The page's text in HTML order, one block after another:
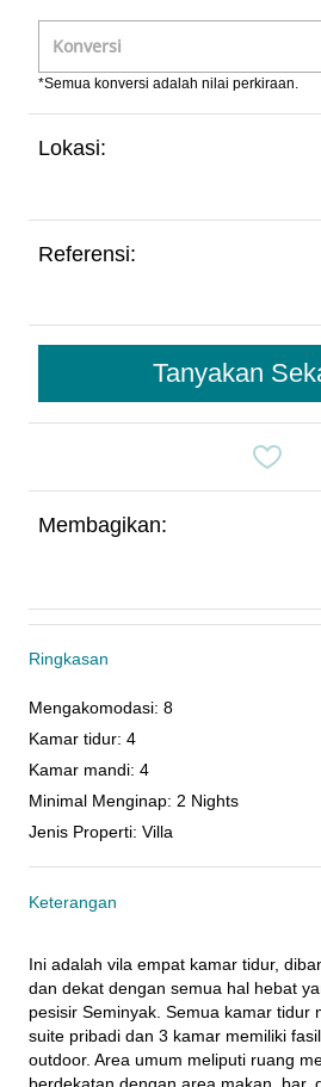
*Semua konversi adalah nilai perkiraan.
Lokasi:
Referensi:
Tanyakan
Membagikan:
Ringkasan
Mengakomodasi: 8
Kamar tidur: 4
Kamar mandi: 4
Minimal Menginap: 2 Nights
Jenis Properti: Villa
Keterangan
Ini adalah vila empat kamar tidur,
dan dekat dengan semua hal hebat
pesisir Seminyak. Semua kamar tidur
suite pribadi dan 3 kamar memiliki
outdoor. Area umum meliputi ruang
berdekatan dengan area makan, bar,